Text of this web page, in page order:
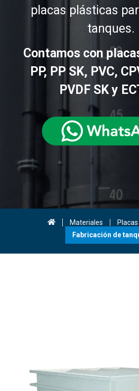
placas plásticas
tanques.
Contamos con
PP, PP SK, PVC,
PVDF SK y
Materiales
Fabricación de